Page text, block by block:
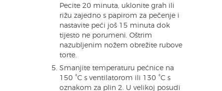
Pecite 20 minuta, uklonite grah ili
rižu zajedno s papirom za pečenje i
nastavite peći još 15 minuta dok
tijesto ne porumeni. Oštrim
nazubljenim nožem obrežite rubove
torte.
Smanjite temperaturu pećnice na
150 °C s ventilatorom ili 130 °C s
oznakom za plin 2. U velikoj posudi